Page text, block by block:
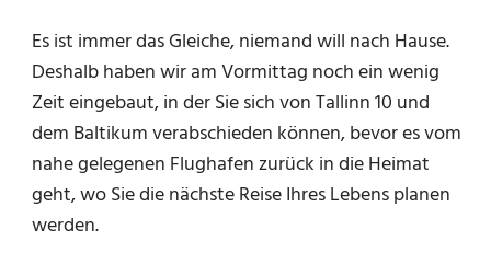
Es ist immer das Gleiche, niemand will nach Hause.
Deshalb haben wir am Vormittag noch ein wenig
Zeit eingebaut, in der Sie sich von Tallinn 10 und
dem Baltikum verabschieden können, bevor es vom
nahe gelegenen Flughafen zurück in die Heimat
geht, wo Sie die nächste Reise Ihres Lebens planen
werden.